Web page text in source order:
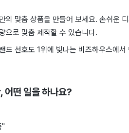
의 맞춤 상품을 만들어 보세요. 손쉬운
으로 맞춤 제작할 수 있습니다.
선호도 1위에 빛나는 비즈하우스에서
, 어떤 일을 하나요?
"